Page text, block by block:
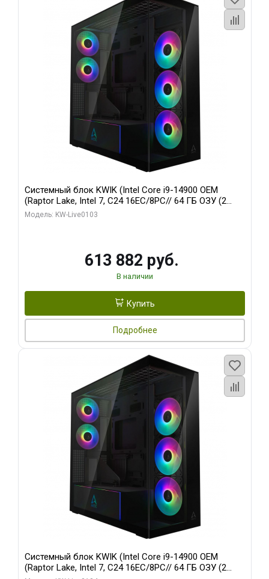
Системный блок KWIK (Intel Core i9-14900 OEM
(Raptor Lake, Intel 7, C24 16EC/8PC// 64 ГБ ОЗУ (2
модуля)/ Afox RTX4090 24GB GDDR6X 384-Bit 3xDP
Модель: KW-Live0103
613 882 руб.
В наличии
Купить
Подробнее
Системный блок KWIK (Intel Core i9-14900 OEM
(Raptor Lake, Intel 7, C24 16EC/8PC// 64 ГБ ОЗУ (2